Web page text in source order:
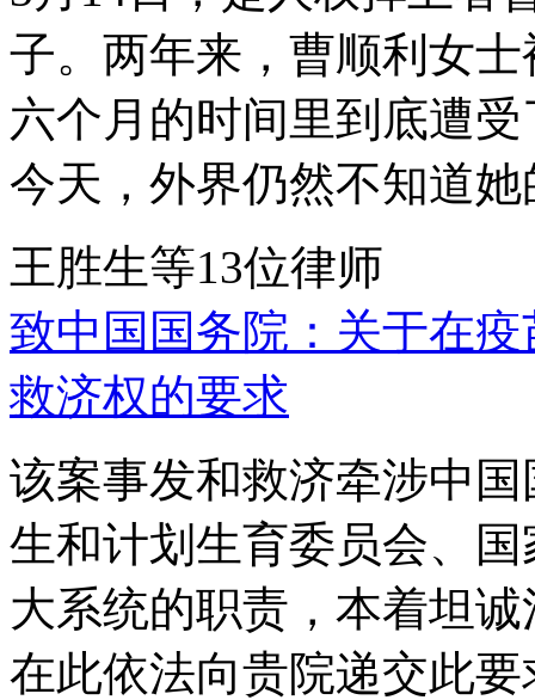
子。两年来，曹顺利女
六个月的时间里到底遭
今天，外界仍然不知道
王胜生等13位律师
致中国国务院：关于在
救济权的要求
该案事发和救济牵涉中
生和计划生育委员会、
大系统的职责，本着坦
在此依法向贵院递交此要